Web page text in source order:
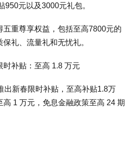
950元以及3000元礼包。
五重尊享权益，包括至高7800元的
礼、流量礼和无忧礼。
时补贴：至高 1.8 万元
出新春限时补贴，至高补贴1.8万
高 1 万元，免息金融政策至高 24 期